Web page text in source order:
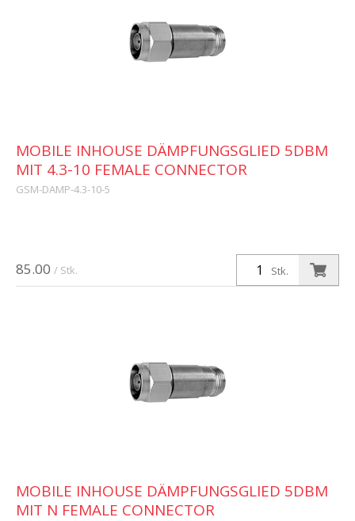
85.00 / Stk. Stk.
MOBILE INHOUSE DÄMPFUNGSGLIED 5DBM
MIT 4.3-10 FEMALE CONNECTOR
GSM-DAMP-4.3-10-5
MOBILE INHOUSE DÄMPFUNGSGLIED 5DBM
MIT N FEMALE CONNECTOR